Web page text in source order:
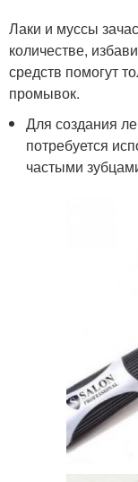
Лаки и муссы
количестве,
средств помогут
промывок.
Для создания
потребуется
частыми